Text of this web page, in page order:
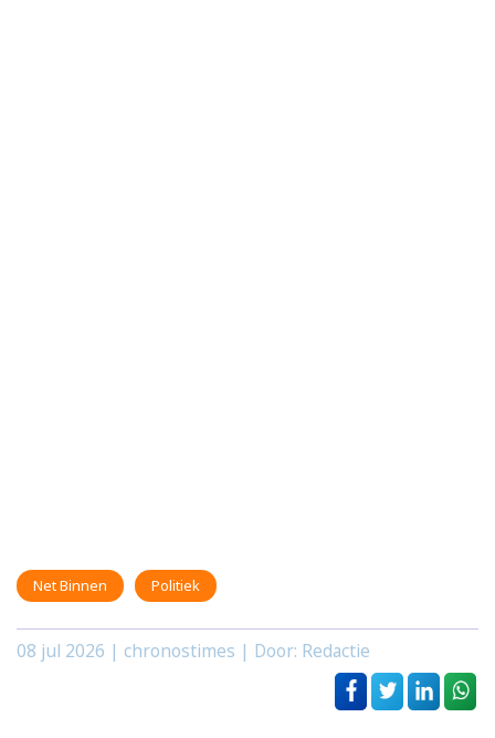
Net Binnen Politiek
08 jul 2026 | chronostimes | Door: Redactie